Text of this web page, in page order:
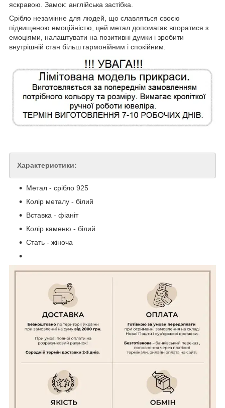
яскравою. Замок: англійська застібка.
Срібло незамінне для людей, що славляться своєю
підвищеною емоційністю, цей метал допомагає впоратися з
емоціями, налаштувати на позитивні думки і зробити
внутрішній стан більш гармонійним і спокійним.
Характеристики:
Метал - срібло 925
Колір металу - білий
Вставка - фіаніт
Колір каменю - білий
Стать - жіноча